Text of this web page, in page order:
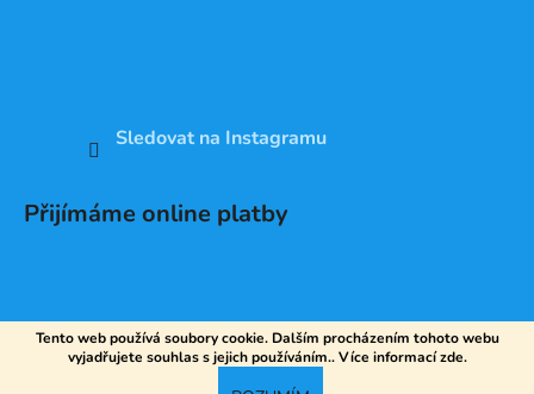
Tento web používá soubory cookie. Dalším procházením tohoto webu
vyjadřujete souhlas s jejich používáním.. Více informacízde.
Sledovat na Instagramu
Přijímáme online platby
Vytvořil Shoptet